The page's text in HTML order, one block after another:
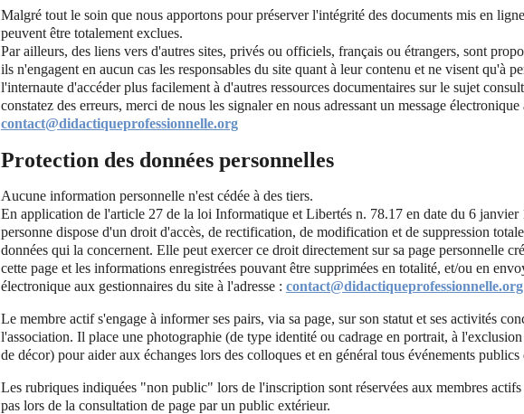
Malgré tout le soin que nous apportons pour préserver l'intégrité des documents mis en
peuvent être totalement exclues.
Par ailleurs, des liens vers d'autres sites, privés ou officiels, français ou étrangers, sont
ils n'engagent en aucun cas les responsables du site quant à leur contenu et ne visent qu'à
l'internaute d'accéder plus facilement à d'autres ressources documentaires sur le sujet
constatez des erreurs, merci de nous les signaler en nous adressant un message électronique
contact@didactiqueprofessionnelle.org
Protection des données personnelles
Aucune information personnelle n'est cédée à des tiers.
En application de l'article 27 de la loi Informatique et Libertés n. 78.17 en date du 6 janvier
personne dispose d'un droit d'accès, de rectification, de modification et de suppression
données qui la concernent. Elle peut exercer ce droit directement sur sa page personnelle
cette page et les informations enregistrées pouvant être supprimées en totalité, et/ou en
électronique aux gestionnaires du site à l'adresse : contact@didactiqueprofessionnelle.org
Le membre actif s'engage à informer ses pairs, via sa page, sur son statut et ses activités
l'association. Il place une photographie (de type identité ou cadrage en portrait, à
de décor) pour aider aux échanges lors des colloques et en général tous événements publics
Les rubriques indiquées "non public" lors de l'inscription sont réservées aux membres
pas lors de la consultation de page par un public extérieur.